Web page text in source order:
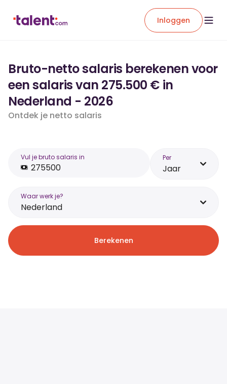
Inloggen
Bruto-netto salaris berekenen voor
een salaris van 275.500 € in
Nederland - 2026
Ontdek je netto salaris
Vul je bruto salaris in Per
Jaar
Waar werk je?
Nederland
Berekenen